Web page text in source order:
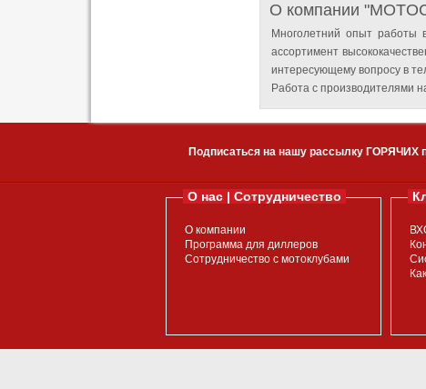
О компании
Многолетний опыт работы
ассортимент
интересующему вопросу в
Работа с производителями
Подписаться на нашу рассылку ГОРЯЧИХ
О нас | Сотрудничество
О компании
Программа для диллеров
Сотрудничество с мотоклубами